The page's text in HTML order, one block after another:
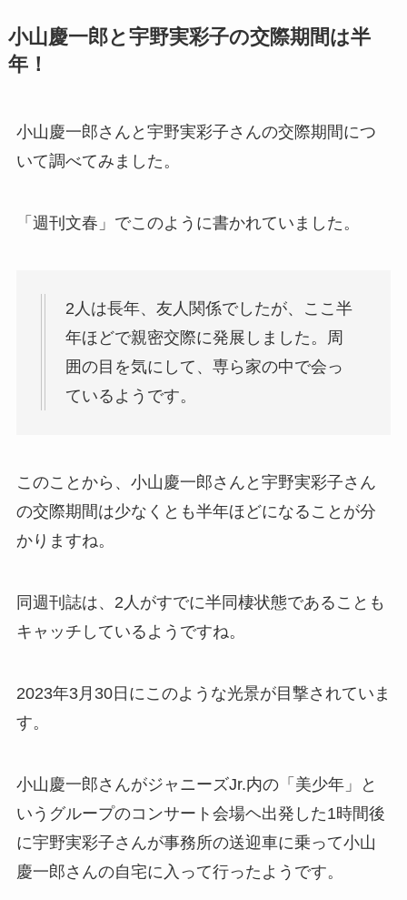
小山慶一郎と宇野実彩子の交際期間は半
年！
小山慶一郎さんと宇野実彩子さんの交際期間につ
いて調べてみました。
「週刊文春」でこのように書かれていました。
2人は長年、友人関係でしたが、ここ半
年ほどで親密交際に発展しました。周
囲の目を気にして、専ら家の中で会っ
ているようです。
このことから、小山慶一郎さんと宇野実彩子さん
の交際期間は少なくとも半年ほどになることが分
かりますね。
同週刊誌は、2人がすでに半同棲状態であることも
キャッチしているようですね。
2023年3月30日にこのような光景が目撃されていま
す。
小山慶一郎さんがジャニーズJr.内の「美少年」と
いうグループのコンサート会場ヘ出発した1時間後
に宇野実彩子さんが事務所の送迎車に乗って小山
慶一郎さんの自宅に入って行ったようです。